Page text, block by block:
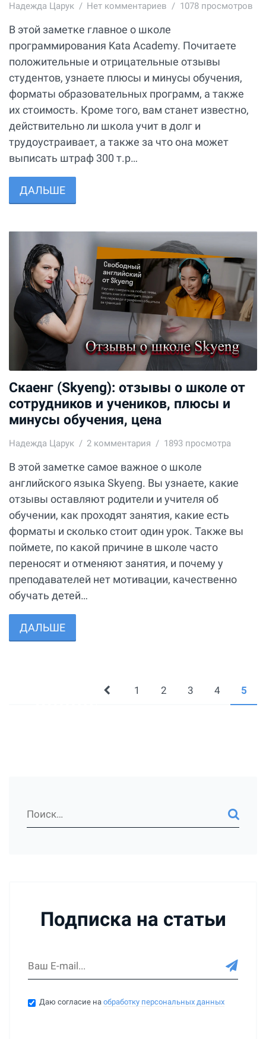
Надежда Царук Нет комментариев 1078 просмотров
В этой заметке главное о школе
программирования Kata Academy. Почитаете
положительные и отрицательные отзывы
студентов, узнаете плюсы и минусы обучения,
форматы образовательных программ, а также
их стоимость. Кроме того, вам станет известно,
действительно ли школа учит в долг и
трудоустраивает, а также за что она может
выписать штраф 300 т.р…
ДАЛЬШЕ
Cкаенг (Skyeng): отзывы о школе от
сотрудников и учеников, плюсы и
минусы обучения, цена
Надежда Царук 2 комментария 1893 просмотра
В этой заметке самое важное о школе
английского языка Skyeng. Вы узнаете, какие
отзывы оставляют родители и учителя об
обучении, как проходят занятия, какие есть
форматы и сколько стоит один урок. Также вы
поймете, по какой причине в школе часто
переносят и отменяют занятия, и почему у
преподавателей нет мотивации, качественно
обучать детей…
ДАЛЬШЕ
1 2 3 4 5
Подписка на статьи
Даю согласие наобработку персональных данных